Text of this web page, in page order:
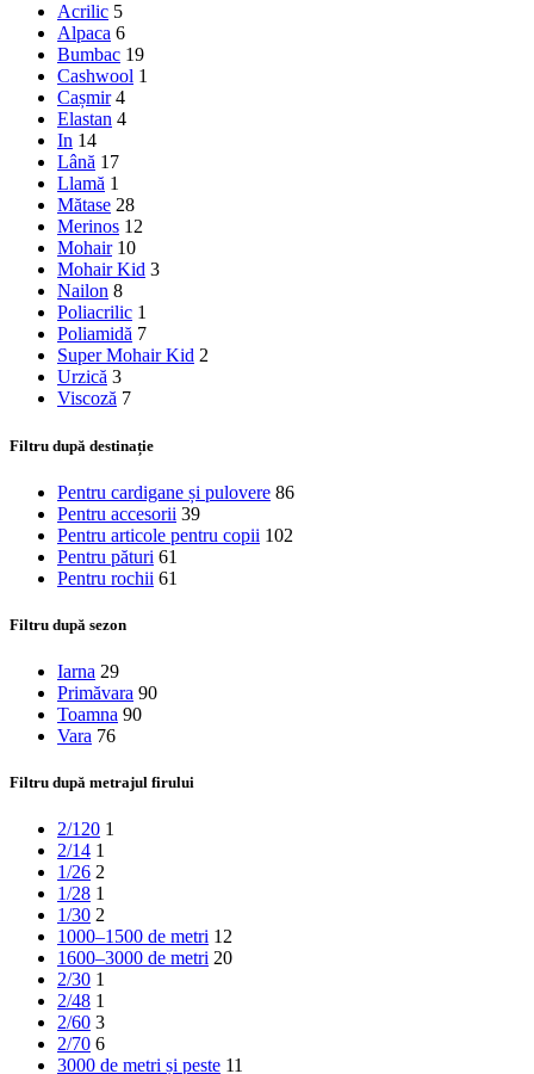
Acrilic 5
Alpaca 6
Bumbac 19
Cashwool 1
Cașmir 4
Elastan 4
In 14
Lână 17
Llamă 1
Mătase 28
Merinos 12
Mohair 10
Mohair Kid 3
Nailon 8
Poliacrilic 1
Poliamidă 7
Super Mohair Kid 2
Urzică 3
Viscoză 7
Filtru după destinație
Pentru cardigane și pulovere 86
Pentru accesorii 39
Pentru articole pentru copii 102
Pentru pături 61
Pentru rochii 61
Filtru după sezon
Iarna 29
Primăvara 90
Toamna 90
Vara 76
Filtru după metrajul firului
2/120 1
2/14 1
1/26 2
1/28 1
1/30 2
1000–1500 de metri 12
1600–3000 de metri 20
2/30 1
2/48 1
2/60 3
2/70 6
3000 de metri și peste 11